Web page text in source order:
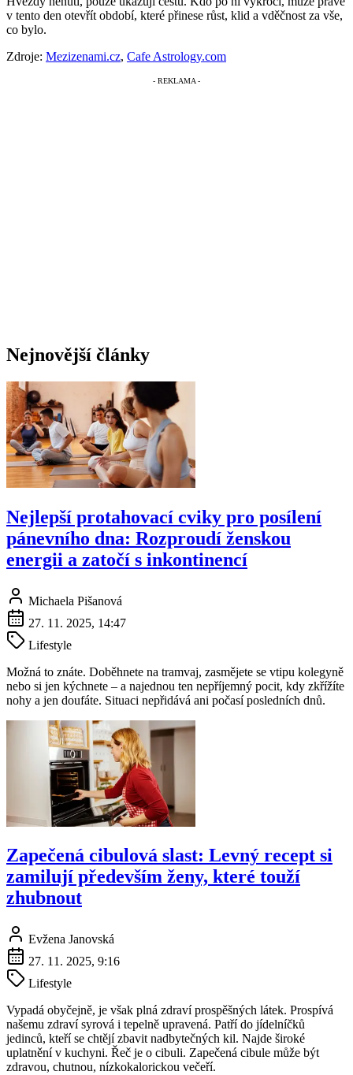
v tento den otevřít období, které přinese růst, klid a vděčnost za vše,
co bylo.
Zdroje: Mezizenami.cz, Cafe Astrology.com
Nejnovější články
Nejlepší protahovací cviky pro posílení
pánevního dna: Rozproudí ženskou
energii a zatočí s inkontinencí
Michaela Pišanová
27. 11. 2025, 14:47
Lifestyle
Možná to znáte. Doběhnete na tramvaj, zasmějete se vtipu kolegyně
nebo si jen kýchnete – a najednou ten nepříjemný pocit, kdy zkřížíte
nohy a jen doufáte. Situaci nepřidává ani počasí posledních dnů.
Zapečená cibulová slast: Levný recept si
zamilují především ženy, které touží
zhubnout
Evžena Janovská
27. 11. 2025, 9:16
Lifestyle
Vypadá obyčejně, je však plná zdraví prospěšných látek. Prospívá
našemu zdraví syrová i tepelně upravená. Patří do jídelníčků
jedinců, kteří se chtějí zbavit nadbytečných kil. Najde široké
uplatnění v kuchyni. Řeč je o cibuli. Zapečená cibule může být
zdravou, chutnou, nízkokalorickou večeří.